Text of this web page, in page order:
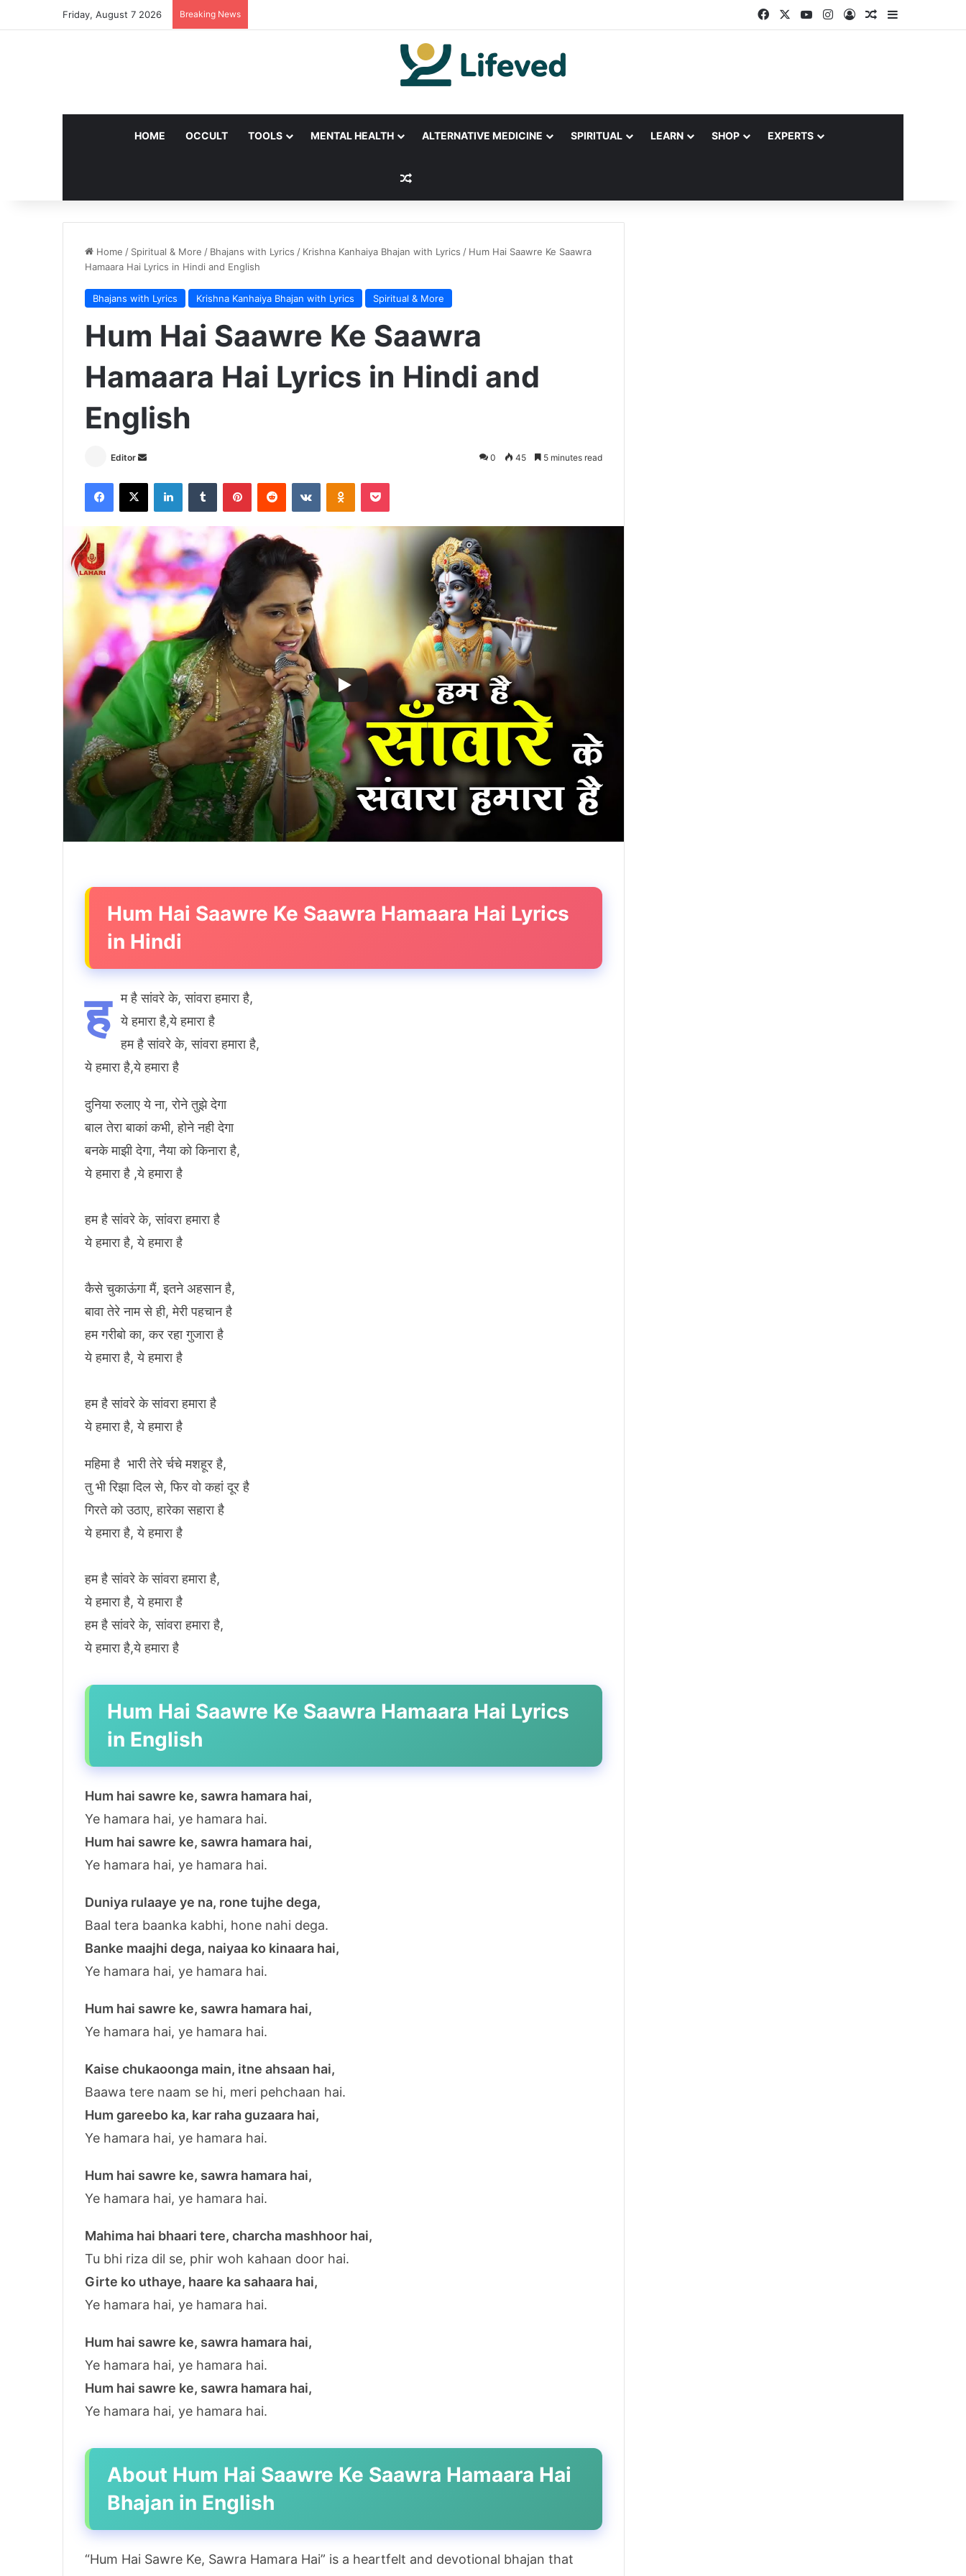
Friday, August 7 2026 Breaking News FacebookYouTubeInstagram
Log InRandom Article
Sidebar
HOME OCCULT TOOLS MENTAL HEALTH ALTERNATIVE MEDICINE SPIRITUAL LEARN SHOP EXPERTS
Random Article
Home / Spiritual & More / Bhajans with Lyrics / Krishna Kanhaiya Bhajan with Lyrics / Hum Hai Saawre Ke Saawra
Hamaara Hai Lyrics in Hindi and English
Bhajans with Lyrics Krishna Kanhaiya Bhajan with Lyrics Spiritual & More
Hum Hai Saawre Ke Saawra
Hamaara Hai Lyrics in Hindi and
English
Editor
Send
email
0 45 5 minutes read
Facebook
X LinkedInTumblr PinterestReddit VKontakteOdnoklassniki
Pocket
Hum Hai Saawre Ke Saawra Hamaara Hai Lyrics
in Hindi
ह
म है सांवरे के, सांवरा हमारा है,
ये हमारा है,ये हमारा है
हम है सांवरे के, सांवरा हमारा है,
ये हमारा है,ये हमारा है
दुनिया रुलाए ये ना, रोने तुझे देगा
बाल तेरा बाकां कभी, होने नही देगा
बनके माझी देगा, नैया को किनारा है,
ये हमारा है ,ये हमारा है
हम है सांवरे के, सांवरा हमारा है
ये हमारा है, ये हमारा है
कैसे चुकाऊंगा मैं, इतने अहसान है,
बावा तेरे नाम से ही, मेरी पहचान है
हम गरीबो का, कर रहा गुजारा है
ये हमारा है, ये हमारा है
हम है सांवरे के सांवरा हमारा है
ये हमारा है, ये हमारा है
महिमा है भारी तेरे र्चचे मशहूर है,
तु भी रिझा दिल से, फिर वो कहां दूर है
गिरते को उठाए, हारेका सहारा है
ये हमारा है, ये हमारा है
हम है सांवरे के सांवरा हमारा है,
ये हमारा है, ये हमारा है
हम है सांवरे के, सांवरा हमारा है,
ये हमारा है,ये हमारा है
Hum Hai Saawre Ke Saawra Hamaara Hai Lyrics
in English
Hum hai sawre ke, sawra hamara hai,
Ye hamara hai, ye hamara hai.
Hum hai sawre ke, sawra hamara hai,
Ye hamara hai, ye hamara hai.
Duniya rulaaye ye na, rone tujhe dega,
Baal tera baanka kabhi, hone nahi dega.
Banke maajhi dega, naiyaa ko kinaara hai,
Ye hamara hai, ye hamara hai.
Hum hai sawre ke, sawra hamara hai,
Ye hamara hai, ye hamara hai.
Kaise chukaoonga main, itne ahsaan hai,
Baawa tere naam se hi, meri pehchaan hai.
Hum gareebo ka, kar raha guzaara hai,
Ye hamara hai, ye hamara hai.
Hum hai sawre ke, sawra hamara hai,
Ye hamara hai, ye hamara hai.
Mahima hai bhaari tere, charcha mashhoor hai,
Tu bhi riza dil se, phir woh kahaan door hai.
Girte ko uthaye, haare ka sahaara hai,
Ye hamara hai, ye hamara hai.
Hum hai sawre ke, sawra hamara hai,
Ye hamara hai, ye hamara hai.
Hum hai sawre ke, sawra hamara hai,
Ye hamara hai, ye hamara hai.
About Hum Hai Saawre Ke Saawra Hamaara Hai
Bhajan in English
“Hum Hai Sawre Ke, Sawra Hamara Hai” is a heartfelt and devotional bhajan that